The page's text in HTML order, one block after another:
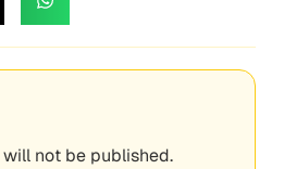
not be published.